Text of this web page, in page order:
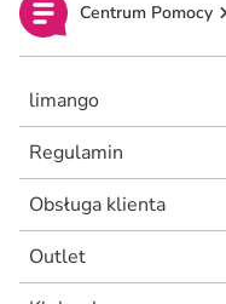
Centrum Pomocy
limango
Regulamin
Obsługa klienta
Outlet